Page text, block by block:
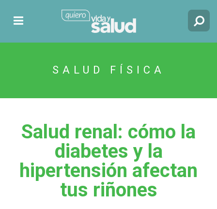
SALUD FÍSICA
Salud renal: cómo la
diabetes y la
hipertensión afectan
tus riñones